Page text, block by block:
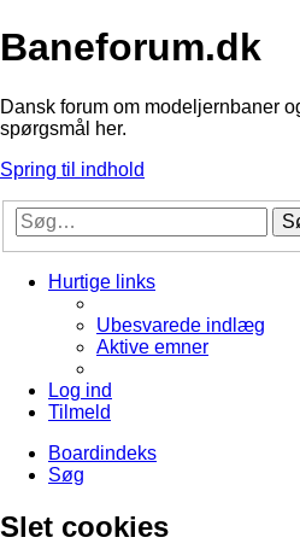
Baneforum.dk
Dansk forum om modeljernbaner
spørgsmål her.
Spring til indhold
Hurtige links
Ubesvarede indlæg
Aktive emner
Log ind
Tilmeld
Boardindeks
Søg
Slet cookies